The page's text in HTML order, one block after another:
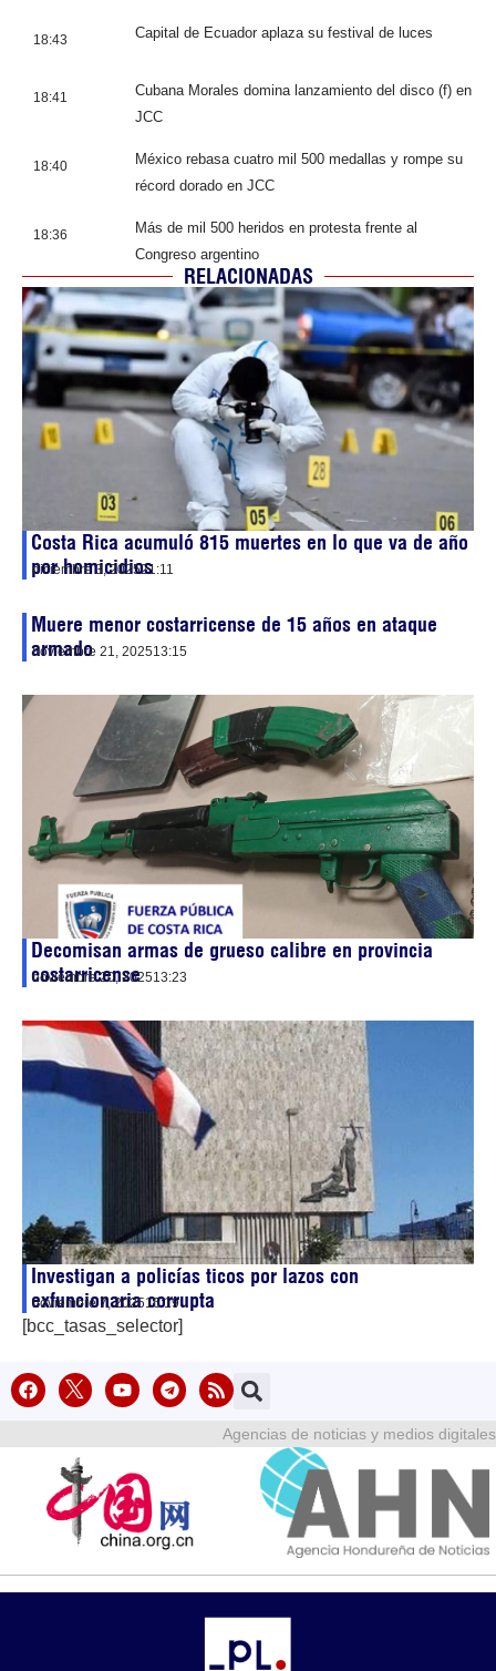
18:43 Capital de Ecuador aplaza su festival de luces
18:41
Cubana Morales domina lanzamiento del disco (f) en
JCC
18:40
México rebasa cuatro mil 500 medallas y rompe su
récord dorado en JCC
18:36
Más de mil 500 heridos en protesta frente al
Congreso argentino
RELACIONADAS
Costa Rica acumuló 815 muertes en lo que va de año
por homicidios
diciembre 3, 202521:11
Muere menor costarricense de 15 años en ataque
armado
noviembre 21, 202513:15
Decomisan armas de grueso calibre en provincia
costarricense
noviembre 20, 202513:23
Investigan a policías ticos por lazos con
exfuncionaria corrupta
noviembre 7, 202516:19
[bcc_tasas_selector]
Agencias de noticias y medios digitales